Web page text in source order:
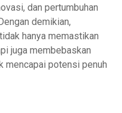
dan pertumbuhan
demikian,
hanya memastikan
juga membebaskan
mencapai potensi penuh